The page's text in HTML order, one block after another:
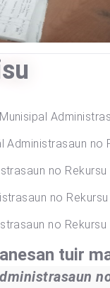
Administrasaun
no
no
no
tuir